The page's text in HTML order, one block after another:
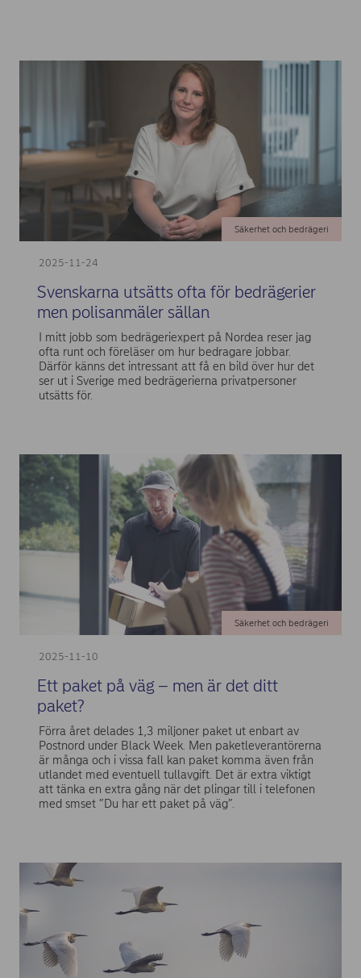
2025-11-24
Säkerhet och bedrägeri
Svenskarna utsätts ofta för bedrägerier
men polisanmäler sällan
I mitt jobb som bedrägeriexpert på Nordea reser jag
ofta runt och föreläser om hur bedragare jobbar.
Därför känns det intressant att få en bild över hur det
ser ut i Sverige med bedrägerierna privatpersoner
utsätts för.
2025-11-10
Säkerhet och bedrägeri
Ett paket på väg – men är det ditt
paket?
Förra året delades 1,3 miljoner paket ut enbart av
Postnord under Black Week. Men paketleverantörerna
är många och i vissa fall kan paket komma även från
utlandet med eventuell tullavgift. Det är extra viktigt
att tänka en extra gång när det plingar till i telefonen
med smset ”Du har ett paket på väg”.